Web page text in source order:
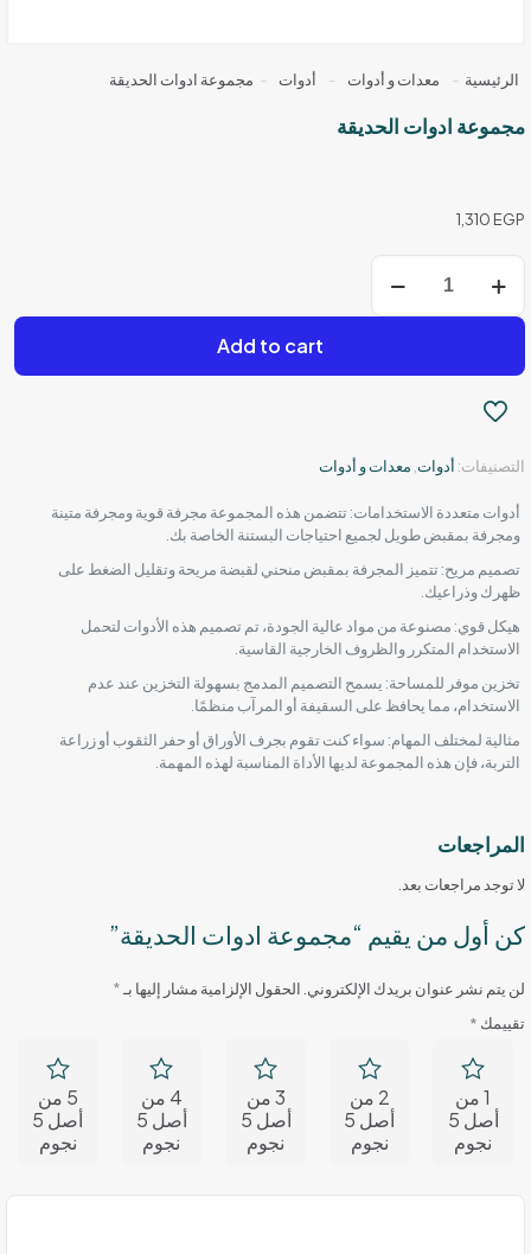
الرئيسية - معدات و أدوات - أدوات - مجموعة ادوات الحديقة
مجموعة ادوات الحديقة
1,310 EGP
مجموعة
ادوات
Add to cart
التصنيفات: أدوات, معدات و أدوات
أدوات متعددة الاستخدامات: تتضمن هذه المجموعة مجرفة قوية ومجرفة متينة
ومجرفة بمقبض طويل لجميع احتياجات البستنة الخاصة بك.
تصميم مريح: تتميز المجرفة بمقبض منحني لقبضة مريحة وتقليل الضغط على
ظهرك وذراعيك.
هيكل قوي: مصنوعة من مواد عالية الجودة، تم تصميم هذه الأدوات لتحمل
الاستخدام المتكرر والظروف الخارجية القاسية.
تخزين موفر للمساحة: يسمح التصميم المدمج بسهولة التخزين عند عدم
الاستخدام، مما يحافظ على السقيفة أو المرآب منظمًا.
مثالية لمختلف المهام: سواء كنت تقوم بجرف الأوراق أو حفر الثقوب أو زراعة
التربة، فإن هذه المجموعة لديها الأداة المناسبة لهذه المهمة.
المراجعات
لا توجد مراجعات بعد.
كن أول من يقيم “مجموعة ادوات الحديقة”
لن يتم نشر عنوان بريدك الإلكتروني. الحقول الإلزامية مشار إليها بـ*
تقييمك *
1 من
أصل 5
نجوم
2 من
أصل 5
نجوم
3 من
أصل 5
نجوم
4 من
أصل 5
نجوم
5 من
أصل 5
نجوم